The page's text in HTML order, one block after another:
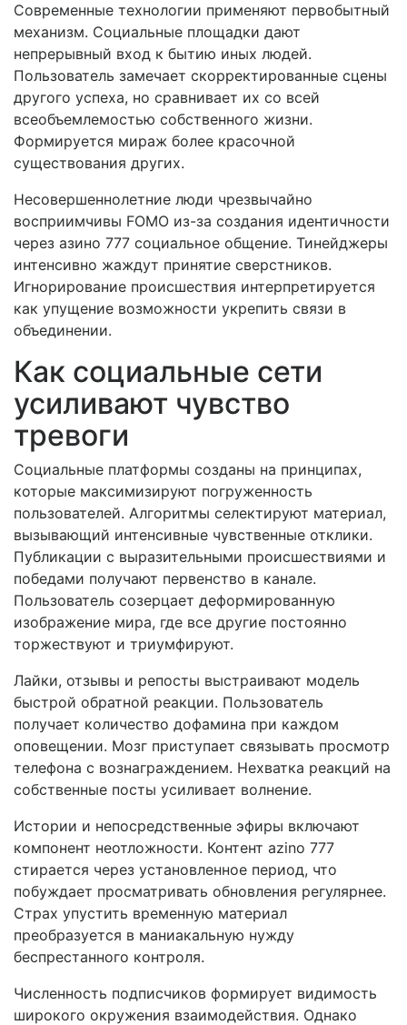
Современные технологии применяют первобытный
механизм. Социальные площадки дают
непрерывный вход к бытию иных людей.
Пользователь замечает скорректированные сцены
другого успеха, но сравнивает их со всей
всеобъемлемостью собственного жизни.
Формируется мираж более красочной
существования других.
Несовершеннолетние люди чрезвычайно
восприимчивы FOMO из-за создания идентичности
через азино 777 социальное общение. Тинейджеры
интенсивно жаждут принятие сверстников.
Игнорирование происшествия интерпретируется
как упущение возможности укрепить связи в
объединении.
Как социальные сети
усиливают чувство
тревоги
Социальные платформы созданы на принципах,
которые максимизируют погруженность
пользователей. Алгоритмы селектируют материал,
вызывающий интенсивные чувственные отклики.
Публикации с выразительными происшествиями и
победами получают первенство в канале.
Пользователь созерцает деформированную
изображение мира, где все другие постоянно
торжествуют и триумфируют.
Лайки, отзывы и репосты выстраивают модель
быстрой обратной реакции. Пользователь
получает количество дофамина при каждом
оповещении. Мозг приступает связывать просмотр
телефона с вознаграждением. Нехватка реакций на
собственные посты усиливает волнение.
Истории и непосредственные эфиры включают
компонент неотложности. Контент azino 777
стирается через установленное период, что
побуждает просматривать обновления регулярнее.
Страх упустить временную материал
преобразуется в маниакальную нужду
беспрестанного контроля.
Численность подписчиков формирует видимость
широкого окружения взаимодействия. Однако